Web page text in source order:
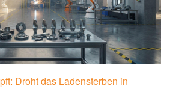
Droht das Ladensterben in